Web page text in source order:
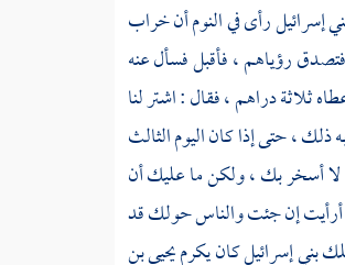
إسرائيلرأى في النوم أن خراب
رؤياهم ، فأقبل فسأل عنه
ثلاثة دراهم ، فقال : اشتر لنا
ذلك ، حتى إذا كان اليوم الثالث
لا أسخر بك ، ولكن ما عليك أن
: أرأيت إن جئت والناس حولك قد
بني إسرائيلكان يكرميحيى بن